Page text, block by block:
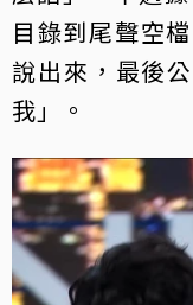
目錄到尾聲空
說出來，最後
我」。